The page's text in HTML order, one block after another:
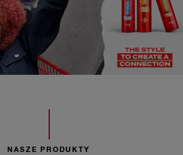
NASZE PRODUKTY